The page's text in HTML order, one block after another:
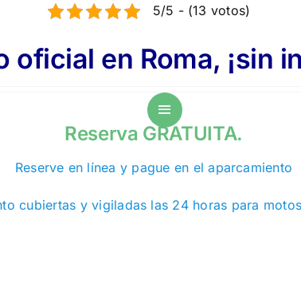
5/5 - (13 votos)
oficial en Roma, ¡sin
Reserva GRATUITA.
Reserve en línea y pague en el aparcamiento
cubiertas y vigiladas las 24 horas para